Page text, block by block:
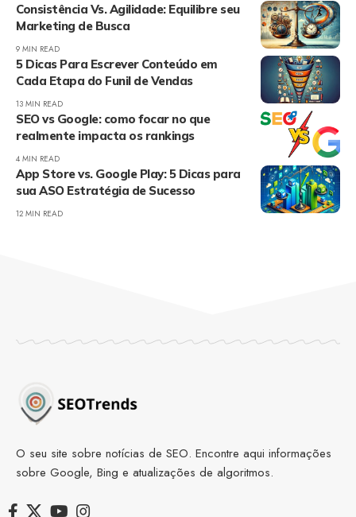
Consistência Vs. Agilidade: Equilibre seu
Marketing de Busca
9 MIN READ
5 Dicas Para Escrever Conteúdo em
Cada Etapa do Funil de Vendas
13 MIN READ
SEO vs Google: como focar no que
realmente impacta os rankings
4 MIN READ
App Store vs. Google Play: 5 Dicas para
sua ASO Estratégia de Sucesso
12 MIN READ
O seu site sobre notícias de SEO. Encontre aqui informações
sobre Google, Bing e atualizações de algoritmos.